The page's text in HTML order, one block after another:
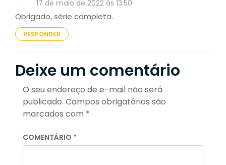
17 de maio de 2022 às 13:50
Obrigado, série completa.
RESPONDER
Deixe um comentário
O seu endereço de e-mail não será
publicado. Campos obrigatórios são
marcados com *
COMENTÁRIO *